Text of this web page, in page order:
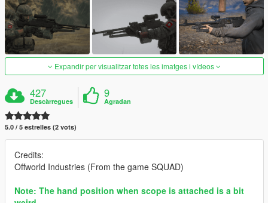
Expandir per visualitzar totes les imatges i vídeos
427
Descàrregues
9
Agradan
5.0 / 5 estrelles (2 vots)
Credits:
Offworld Industries (From the game SQUAD)
Note: The hand position when scope is attached is a bit